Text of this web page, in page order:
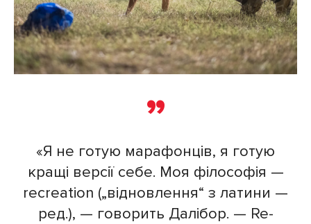
«Я не готую марафонців, я готую
кращі версії себе. Моя філософія —
recreation („відновлення“ з латини —
ред.), — говорить Далібор. — Re-